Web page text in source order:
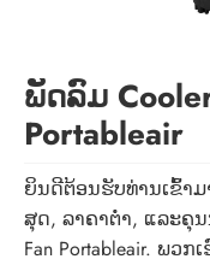
ພັດລົມ
Portableair
ຍິນດີຕ້ອນຮັບທ່ານເຂົ້າມ
ສຸດ, ລາຄາຕໍ່າ, ແລະຄຸນ
Fan Portableair. ພວ